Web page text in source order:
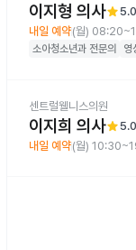
이지형 의사star5.0
내일 예약(월)
소아청소년과 전문의 영
센트럴웰니스의원
이지희 의사star5.0
내일 예약(월)